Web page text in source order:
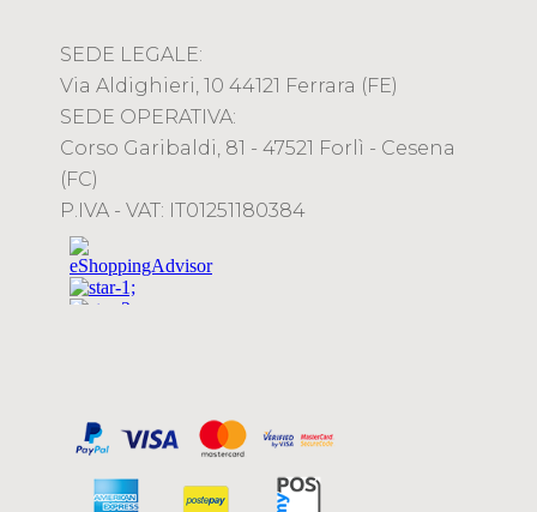
SEDE LEGALE:
Via Aldighieri, 10 44121 Ferrara (FE)
SEDE OPERATIVA:
Corso Garibaldi, 81 - 47521 Forlì - Cesena
(FC)
P.IVA - VAT: IT01251180384